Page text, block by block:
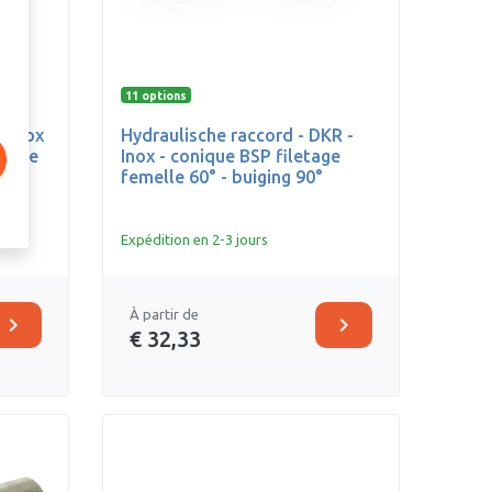
Inox
chevron_right
11 options
Hydraulische raccord - DKR -
Inox - conique BSP filetage
femelle 60° - buiging 90°
Expédition en 2-3 jours
À partir de
€ 32,33
chevron_right